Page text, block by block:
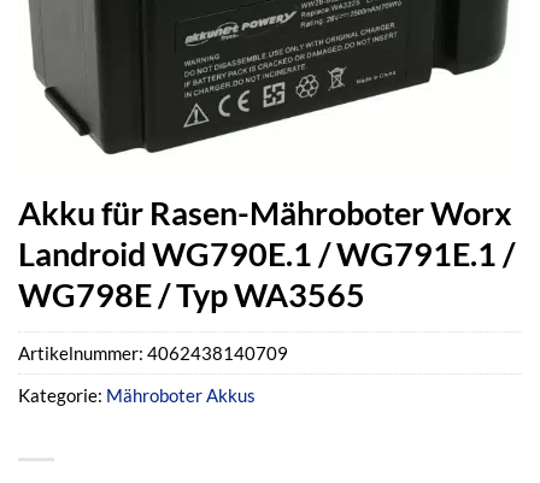
Akku für Rasen-Mähroboter Worx
Landroid WG790E.1 / WG791E.1 /
WG798E / Typ WA3565
Artikelnummer: 4062438140709
Kategorie: Mähroboter Akkus